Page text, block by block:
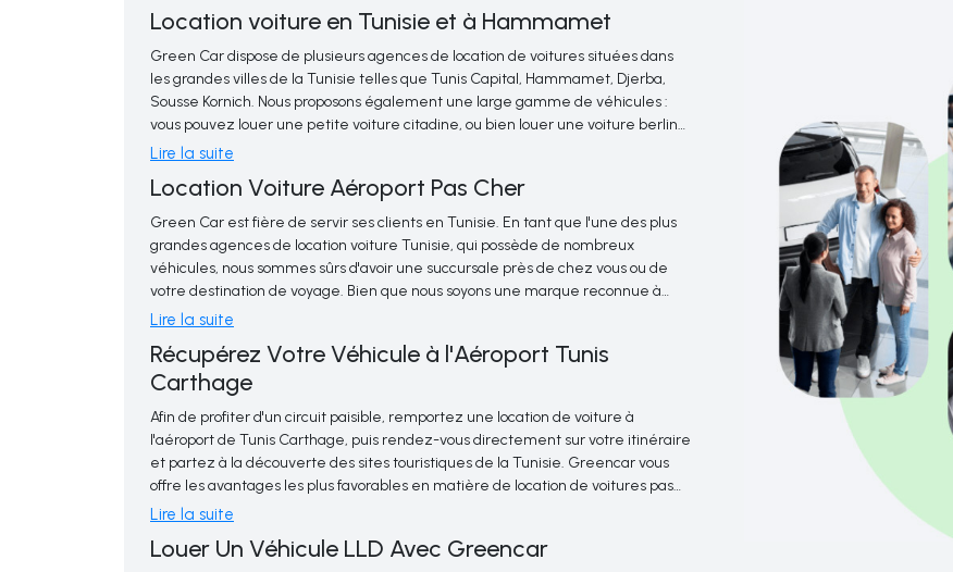
Location voiture en Tunisie et à Hammamet
Green Car dispose de plusieurs agences de location de voitures situées dans
les grandes villes de la Tunisie telles que Tunis Capital, Hammamet, Djerba,
Sousse Kornich. Nous proposons également une large gamme de véhicules :
vous pouvez louer une petite voiture citadine, ou bien louer une voiture berline
pas cher vous pouvez opter aussi pour une location de voiture de gamme
La location d’une voiture en boite automatique ou manuelle depuis les
aéroports peut rendre votre trajet de l’aéroport à votre destination plus rapide
voyage à votre propre rythme.
Lire la suite
Location Voiture Aéroport Pas Cher
Green Car est fière de servir ses clients en Tunisie. En tant que l'une des plus
grandes agences de location voiture Tunisie, qui possède de nombreux
véhicules, nous sommes sûrs d'avoir une succursale près de chez vous ou de
votre destination de voyage. Bien que nous soyons une marque reconnue à
l'échelle nationale, Green Car vise à dépasser vos attentes en matière de
Avec de nombreuses attractions uniques et incroyables, la Tunisie est une
destination populaire auprès des touristes et des voyageurs d’affaires. Que vous
soyez en visite pour quelques jours ou que vous restiez un mois ou plus, vous
pouvez compter sur nous pour vous fournir le véhicule parfait pour vos besoins
de transport.
Lire la suite
Récupérez Votre Véhicule à l'Aéroport Tunis
Carthage
Afin de profiter d'un circuit paisible, remportez une location de voiture à
l'aéroport de Tunis Carthage, puis rendez-vous directement sur votre itinéraire
et partez à la découverte des sites touristiques de la Tunisie. Greencar vous
offre les avantages les plus favorables en matière de location de voitures pas
chers en Tunisie, à l'aéroport de Tunis Carthage.
Lire la suite
Louer Un Véhicule LLD Avec Greencar